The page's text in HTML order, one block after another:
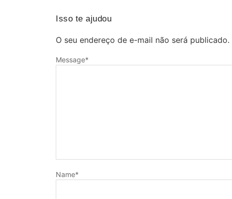
Isso te ajudou
O seu endereço de e-mail não será publicado.
Message*
Name*